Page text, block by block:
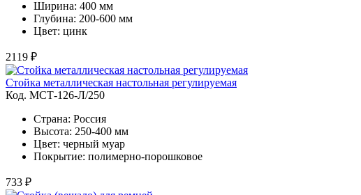
Ширина: 400 мм
Глубина: 200-600 мм
Цвет: цинк
2119 ₽
Стойка металлическая настольная регулируемая
Код. MСТ-126-Л/250
Страна: Россия
Высота: 250-400 мм
Цвет: черный муар
Покрытие: полимерно-порошковое
733 ₽